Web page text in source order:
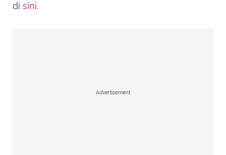
di sini.
Advertisement